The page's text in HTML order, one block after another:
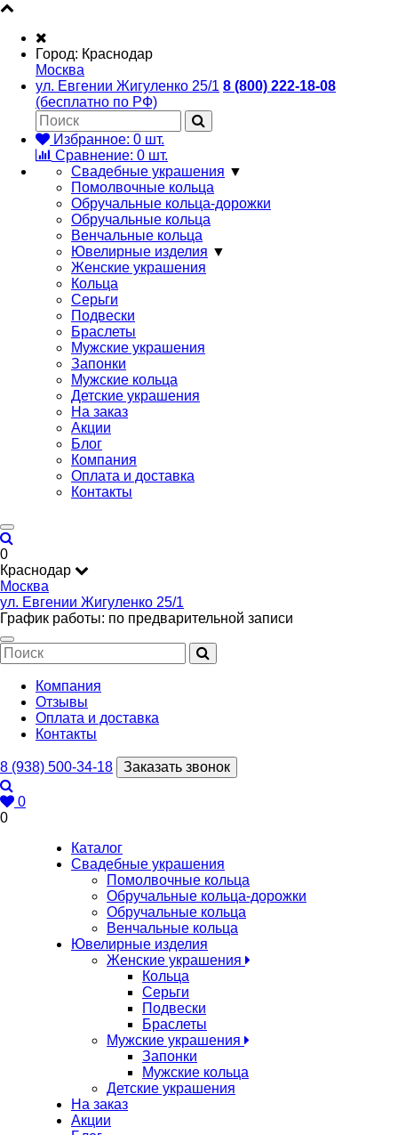
Город: Краснодар
Москва
ул. Евгении Жигуленко 25/1 8 (800) 222-18-08
(бесплатно по РФ)
Избранное: 0 шт.
Сравнение: 0 шт.
Свадебные украшения ▼
Помолвочные кольца
Обручальные кольца-дорожки
Обручальные кольца
Венчальные кольца
Ювелирные изделия ▼
Женские украшения
Кольца
Серьги
Подвески
Браслеты
Мужские украшения
Запонки
Мужские кольца
Детские украшения
На заказ
Акции
Блог
Компания
Оплата и доставка
Контакты
0
Краснодар
Москва
ул. Евгении Жигуленко 25/1
График работы: по предварительной записи
Компания
Отзывы
Оплата и доставка
Контакты
8 (938) 500-34-18 Заказать звонок
0
0
Каталог
Свадебные украшения
Помолвочные кольца
Обручальные кольца-дорожки
Обручальные кольца
Венчальные кольца
Ювелирные изделия
Женские украшения
Кольца
Серьги
Подвески
Браслеты
Мужские украшения
Запонки
Мужские кольца
Детские украшения
На заказ
Акции